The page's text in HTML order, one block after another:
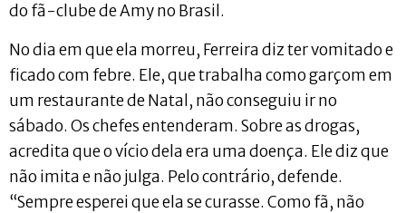
do fã-clube de Amy no Brasil.
No dia em que ela morreu, Ferreira diz ter vomitado e
ficado com febre. Ele, que trabalha como garçom em
um restaurante de Natal, não conseguiu ir no
sábado. Os chefes entenderam. Sobre as drogas,
acredita que o vício dela era uma doença. Ele diz que
não imita e não julga. Pelo contrário, defende.
“Sempre esperei que ela se curasse. Como fã, não